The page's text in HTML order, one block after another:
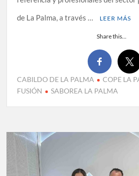
de La Palma, a través …
LEER MÁS
Share this...
CABILDO DE LA PALMA COPE LA
FUSIÓN
SABOREA LA PALMA